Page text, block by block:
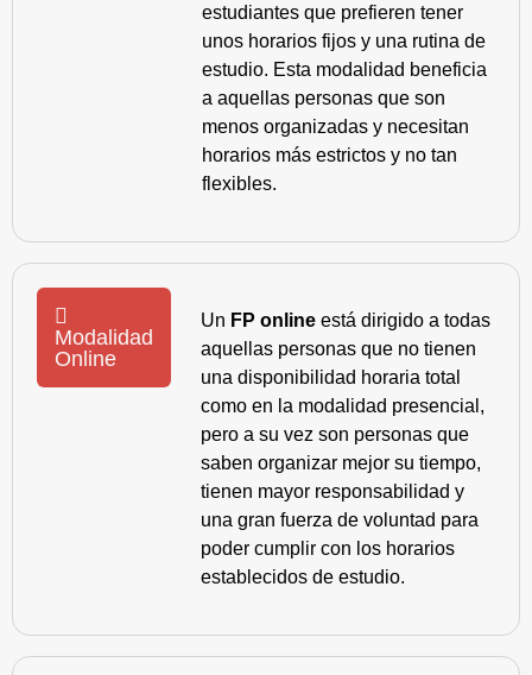
estudiantes que prefieren tener
unos horarios fijos y una rutina de
estudio. Esta modalidad beneficia
a aquellas personas que son
menos organizadas y necesitan
horarios más estrictos y no tan
flexibles.
Modalidad
Online
Un FP online está dirigido a todas
aquellas personas que no tienen
una disponibilidad horaria total
como en la modalidad presencial,
pero a su vez son personas que
saben organizar mejor su tiempo,
tienen mayor responsabilidad y
una gran fuerza de voluntad para
poder cumplir con los horarios
establecidos de estudio.